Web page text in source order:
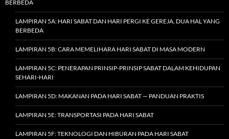
BERBEDA
LAMPIRAN 5A: HARI SABAT DAN HARI PERGI KE GEREJA, DUA HAL YANG
BERBEDA
LAMPIRAN 5B: CARA MEMELIHARA HARI SABAT DI MASA MODERN
LAMPIRAN 5C: PENERAPAN PRINSIP-PRINSIP SABAT DALAM KEHIDUPAN
SEHARI-HARI
LAMPIRAN 5D: MAKANAN PADA HARI SABAT — PANDUAN PRAKTIS
LAMPIRAN 5E: TRANSPORTASI PADA HARI SABAT
LAMPIRAN 5F: TEKNOLOGI DAN HIBURAN PADA HARI SABAT